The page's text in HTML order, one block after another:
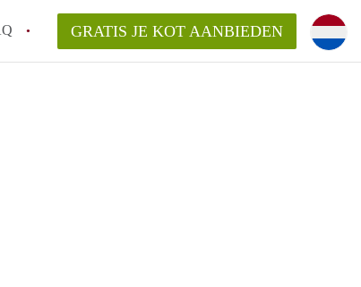
GRATIS JE KOT AANBIEDEN